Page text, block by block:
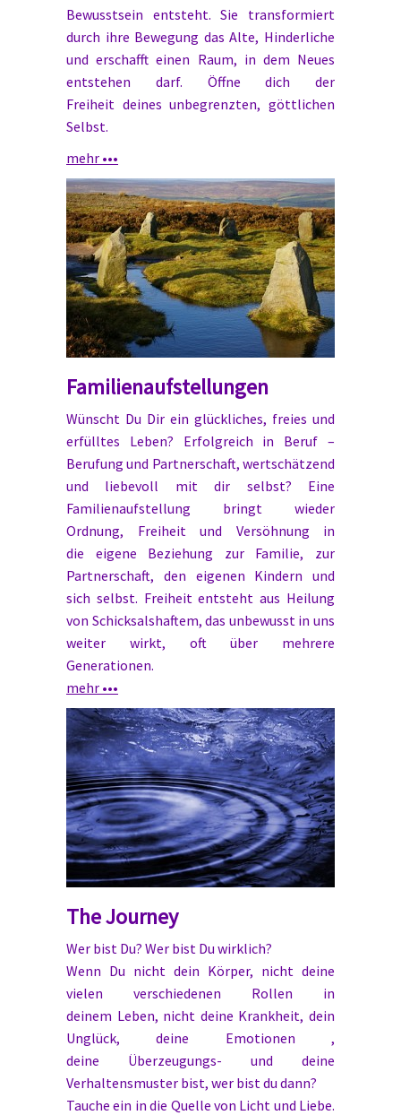
Bewusstsein entsteht. Sie transformiert
durch ihre Bewegung das Alte, Hinderliche
und erschafft einen Raum, in dem Neues
entstehen darf. Öffne dich der
Freiheit deines unbegrenzten, göttlichen
Selbst.
mehr •••
Familienaufstellungen
Wünscht Du Dir ein glückliches, freies und
erfülltes Leben? Erfolgreich in Beruf –
Berufung und Partnerschaft, wertschätzend
und liebevoll mit dir selbst? Eine
Familienaufstellung bringt wieder
Ordnung, Freiheit und Versöhnung in
die eigene Beziehung zur Familie, zur
Partnerschaft, den eigenen Kindern und
sich selbst. Freiheit entsteht aus Heilung
von Schicksalshaftem, das unbewusst in uns
weiter wirkt, oft über mehrere
Generationen.
mehr •••
The Journey
Wer bist Du? Wer bist Du wirklich?
Wenn Du nicht dein Körper, nicht deine
vielen verschiedenen Rollen in
deinem Leben, nicht deine Krankheit, dein
Unglück, deine Emotionen ,
deine Überzeugungs- und deine
Verhaltensmuster bist, wer bist du dann?
Tauche ein in die Quelle von Licht und Liebe.